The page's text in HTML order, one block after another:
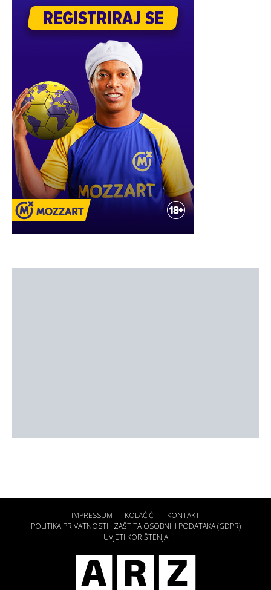
IMPRESSUM KOLAČIĆI
KONTAKT
POLITIKA PRIVATNOSTI I ZAŠTITA OSOBNIH PODATAKA (GDPR)
UVJETI KORIŠTENJA